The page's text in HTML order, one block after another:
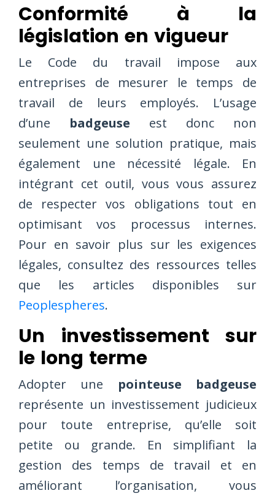
Conformité à la
législation en vigueur
Le Code du travail impose aux
entreprises de mesurer le temps de
travail de leurs employés. L’usage
d’une badgeuse est donc non
seulement une solution pratique, mais
également une nécessité légale. En
intégrant cet outil, vous vous assurez
de respecter vos obligations tout en
optimisant vos processus internes.
Pour en savoir plus sur les exigences
légales, consultez des ressources telles
que les articles disponibles sur
Peoplespheres.
Un investissement sur
le long terme
Adopter une pointeuse badgeuse
représente un investissement judicieux
pour toute entreprise, qu’elle soit
petite ou grande. En simplifiant la
gestion des temps de travail et en
améliorant l’organisation, vous